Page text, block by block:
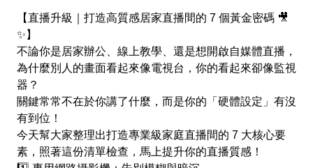
【直播升級｜打造高質感居家直播間的 7 個黃金密碼 🎥
✨】
​不論你是居家辦公、線上教學、還是想開啟自媒體直播，
為什麼別人的畫面看起來像電視台，你的看起來卻像監視
器？
​關鍵常常不在於你講了什麼，而是你的「硬體設定」有沒
有到位！
今天幫大家整理出打造專業級家庭直播間的 7 大核心要
素，照著這份清單檢查，馬上提升你的直播質感！